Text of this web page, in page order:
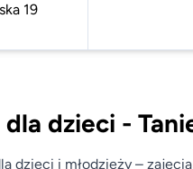
19
dzieci -
dzieci i młodzieży –